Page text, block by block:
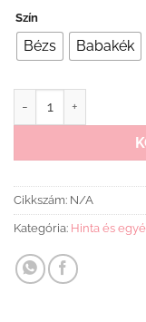
Szín
Bézs Babakék
Cikkszám: N/A
Kategória: Hinta és